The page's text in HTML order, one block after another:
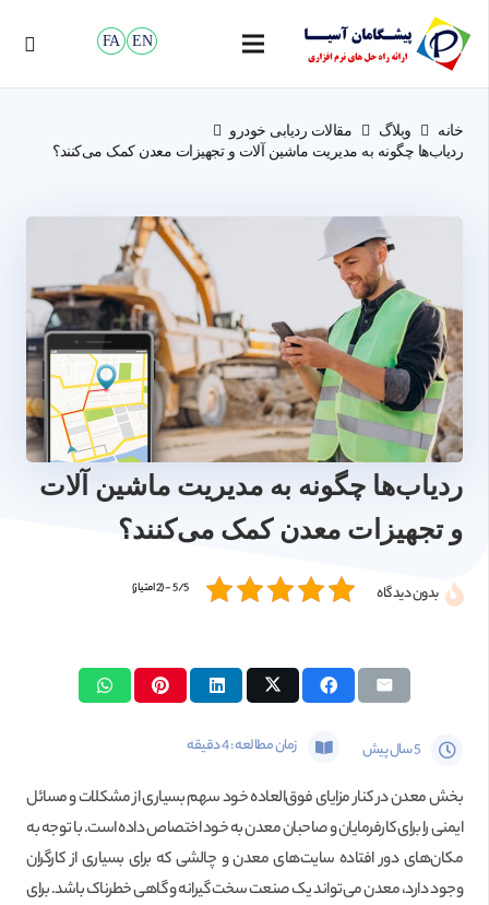
FA EN
خانه وبلاگ
مقالات ردیابی خودرو
ردیاب‌‌‌ها چگونه به مدیریت ماشین آلات و تجهیزات معدن کمک می‌کنند؟
ردیاب‌‌‌ها چگونه به مدیریت ماشین آلات
و تجهیزات معدن کمک می‌کنند؟
بدون دیدگاه 5/5 - (2 امتیاز)
5 سال پیش زمان مطالعه :4دقیقه
بخش معدن در کنار مزایای فوق‌العاده خود سهم بسیاری از مشکلات و مسائل
ایمنی را برای کارفرمایان و صاحبان معدن به خود اختصاص داده است. با توجه به
مکان‌های دور افتاده سایت‌های معدن و چالشی که برای بسیاری از کارگران
وجود دارد، معدن می‌تواند یک صنعت سخت گیرانه و گاهی خطرناک باشد. برای